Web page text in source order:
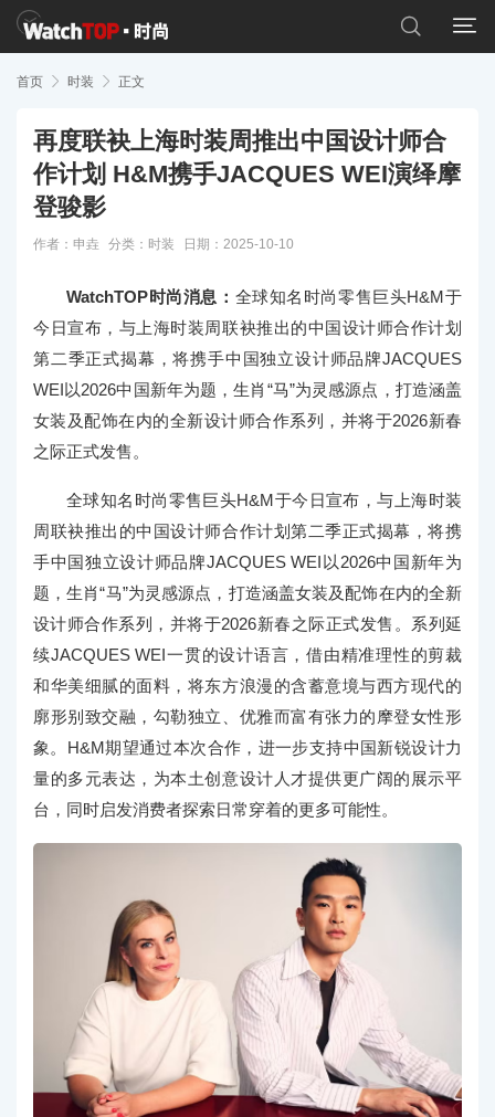


首页  时装  正文
再度联袂上海时装周推出中国设计师合
作计划 H&M携手JACQUES WEI演绎摩
登骏影
作者：申垚 分类： 时装 日期：2025-10-10
WatchTOP时尚消息： 全球知名时尚零售巨头H&M于
今日宣布，与上海时装周联袂推出的中国设计师合作计划
第二季正式揭幕，将携手中国独立设计师品牌JACQUES
WEI以2026中国新年为题，生肖“马”为灵感源点，打造涵盖
女装及配饰在内的全新设计师合作系列，并将于2026新春
之际正式发售。
全球知名时尚零售巨头H&M于今日宣布，与上海时装
周联袂推出的中国设计师合作计划第二季正式揭幕，将携
手中国独立设计师品牌JACQUES WEI以2026中国新年为
题，生肖“马”为灵感源点，打造涵盖女装及配饰在内的全新
设计师合作系列，并将于2026新春之际正式发售。系列延
续JACQUES WEI一贯的设计语言，借由精准理性的剪裁
和华美细腻的面料，将东方浪漫的含蓄意境与西方现代的
廓形别致交融，勾勒独立、优雅而富有张力的摩登女性形
象。H&M期望通过本次合作，进一步支持中国新锐设计力
量的多元表达，为本土创意设计人才提供更广阔的展示平
台，同时启发消费者探索日常穿着的更多可能性。